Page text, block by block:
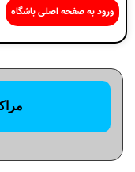
ورود به صفحه اصلی باشگاه